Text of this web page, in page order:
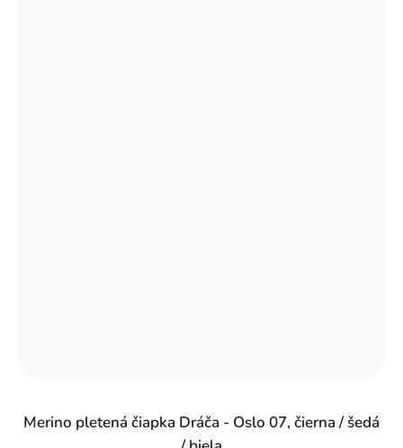
Merino pletená čiapka Dráča - Oslo 07, čierna / šedá